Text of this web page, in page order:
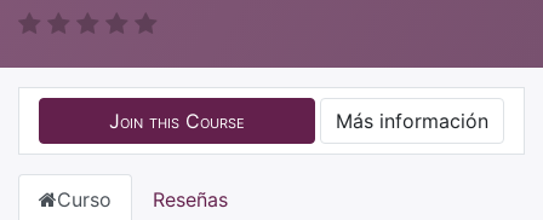
Join this Course Más información
Curso Reseñas